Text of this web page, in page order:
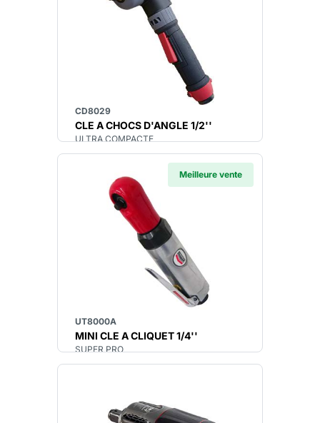
CD8029
CLE A CHOCS D'ANGLE 1/2''
ULTRA COMPACTE
Meilleure vente
UT8000A
MINI CLE A CLIQUET 1/4''
SUPER PRO